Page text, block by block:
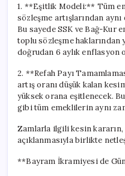
1. **Eşitlik Modeli:** Tüm
sözleşme artışlarından
Bu sayede SSK ve Bağ-Kur
toplu sözleşme haklarından
doğrudan 6 aylık enflasyon
2. **Refah Payı
artış oranı düşük kalan
yüksek orana eşitlenecek.
gibi tüm emeklilerin aynı
Zamlarla ilgili kesin
açıklanmasıyla birlikte
**Bayram İkramiyesi de